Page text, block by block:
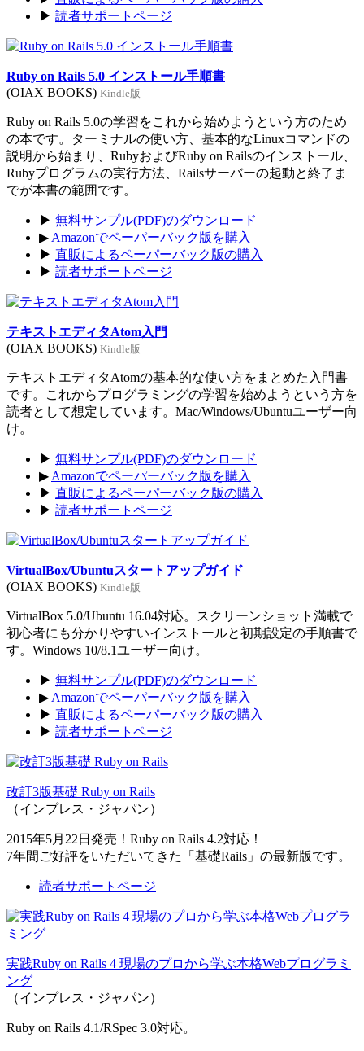
▶ 読者サポートページ
Ruby on Rails 5.0 インストール手順書
(OIAX BOOKS) Kindle版
Ruby on Rails 5.0の学習をこれから始めようという方のため
の本です。ターミナルの使い方、基本的なLinuxコマンドの
説明から始まり、RubyおよびRuby on Railsのインストール、
Rubyプログラムの実行方法、Railsサーバーの起動と終了ま
でが本書の範囲です。
▶ 無料サンプル(PDF)のダウンロード
▶ Amazonでペーパーバック版を購入
▶ 直販によるペーパーバック版の購入
▶ 読者サポートページ
テキストエディタAtom入門
(OIAX BOOKS) Kindle版
テキストエディタAtomの基本的な使い方をまとめた入門書
です。これからプログラミングの学習を始めようという方を
読者として想定しています。Mac/Windows/Ubuntuユーザー向
け。
▶ 無料サンプル(PDF)のダウンロード
▶ Amazonでペーパーバック版を購入
▶ 直販によるペーパーバック版の購入
▶ 読者サポートページ
VirtualBox/Ubuntuスタートアップガイド
(OIAX BOOKS) Kindle版
VirtualBox 5.0/Ubuntu 16.04対応。スクリーンショット満載で
初心者にも分かりやすいインストールと初期設定の手順書で
す。Windows 10/8.1ユーザー向け。
▶ 無料サンプル(PDF)のダウンロード
▶ Amazonでペーパーバック版を購入
▶ 直販によるペーパーバック版の購入
▶ 読者サポートページ
改訂3版基礎 Ruby on Rails
（インプレス・ジャパン）
2015年5月22日発売！Ruby on Rails 4.2対応！
7年間ご好評をいただいてきた「基礎Rails」の最新版です。
読者サポートページ
実践Ruby on Rails 4 現場のプロから学ぶ本格Webプログラミ
ング
（インプレス・ジャパン）
Ruby on Rails 4.1/RSpec 3.0対応。